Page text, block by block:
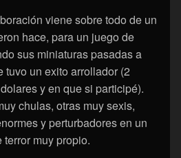
viene sobre todo de un
hace, para un juego de
sus miniaturas pasadas a
tuvo un exito arrollador (2
y en que si participé).
chulas, otras muy sexis,
y perturbadores en un
terror muy propio.